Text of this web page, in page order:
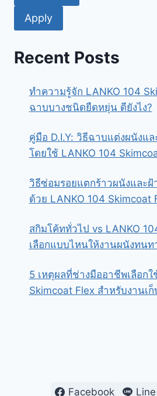
Apply
Recent Posts
ทำความรู้จัก LANKO 104
ฉาบบางชนิดยืดหยุ่น ดียังไง?
คู่มือ D.I.Y: วิธีฉาบแต่งผนังแล
โดยใช้ LANKO 104
วิธีซ่อมรอยแตกร้าวผนังและฝ้
ด้วย LANKO 104 Skimcoat
สกิมโค้ททั่วไป vs LANKO
เลือกแบบไหนให้งานผนังทน
5 เหตุผลที่ช่างมืออาชีพเลือกใ
Skimcoat Flex สำหรับงานเ
Facebook Line